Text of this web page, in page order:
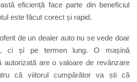
eficiență face parte din beneficiul
este făcut corect și rapid.
de un dealer auto nu se vede doar
ci și pe termen lung. O mașină
autorizată are o valoare de revânzare
că viitorul cumpărător va ști că